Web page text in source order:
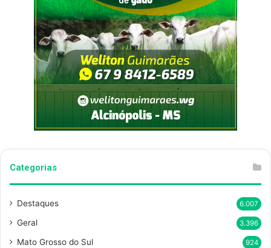
Categorias
Destaques 6.007
Geral 3.396
Mato Grosso do Sul 924